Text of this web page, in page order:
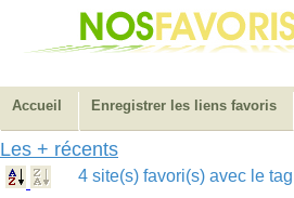
Accueil Enregistrer les liens favoris
Les + récents
4 site(s) favori(s) avec le